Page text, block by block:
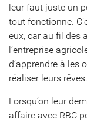
leur faut juste un
tout fonctionne.
eux, car au fil des
l’entreprise
d’apprendre à les
réaliser leurs
Lorsqu’on leur
affaire avec RBC